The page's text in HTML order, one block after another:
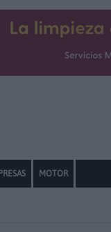
MOTOR